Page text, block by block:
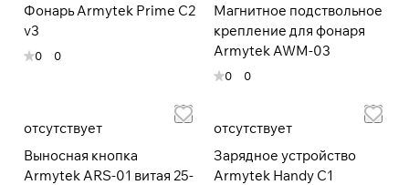
это отражение сути: армейские требования к
надежности продукции и самые передовые
мировые технологии.
Фонарь Armytek Prime C2
v3
0 0
Магнитное подствольное
крепление для фонаря
Armytek AWM-03
0 0
отсутствует
Выносная кнопка
Armytek ARS-01 витая 25-
отсутствует
Зарядное устройство
Armytek Handy C1